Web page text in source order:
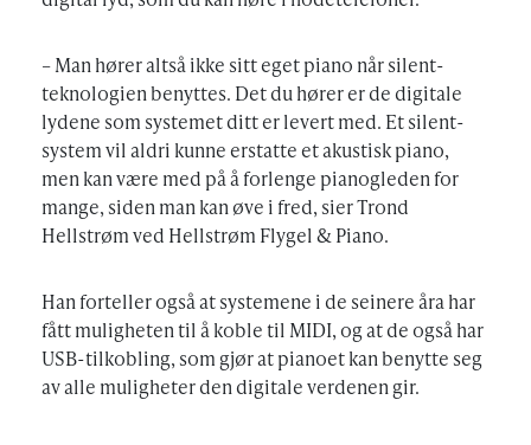
– Man hører altså ikke sitt eget piano når silent-
teknologien benyttes. Det du hører er de digitale
lydene som systemet ditt er levert med. Et silent-
system vil aldri kunne erstatte et akustisk piano,
men kan være med på å forlenge pianogleden for
mange, siden man kan øve i fred, sier Trond
Hellstrøm ved Hellstrøm Flygel & Piano.
Han forteller også at systemene i de seinere åra har
fått muligheten til å koble til MIDI, og at de også har
USB-tilkobling, som gjør at pianoet kan benytte seg
av alle muligheter den digitale verdenen gir.